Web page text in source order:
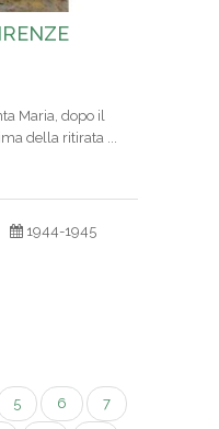
Maria, dopo il
della ritirata ...
1944-1945
5 6 7